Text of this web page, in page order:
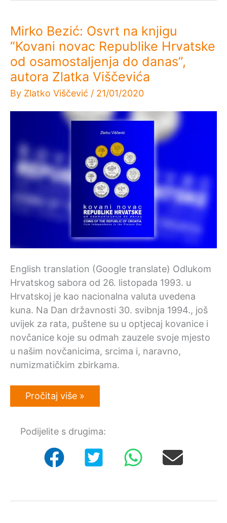
Viščevića
Mirko Bezić: Osvrt na knjigu
“Kovani novac Republike Hrvatske
od osamostaljenja do danas”,
autora Zlatka Viščevića
By Zlatko Viščević / 21/01/2020
English translation (Google translate) Odlukom
Hrvatskog sabora od 26. listopada 1993. u
Hrvatskoj je kao nacionalna valuta uvedena
kuna. Na Dan državnosti 30. svibnja 1994., još
uvijek za rata, puštene su u optjecaj kovanice i
novčanice koje su odmah zauzele svoje mjesto
u našim novčanicima, srcima i, naravno,
numizmatičkim zbirkama.
Mirko
Bezić:
knjigu
novac
Republike
Hrvatske
Pročitaj više »
Podijelite s drugima: